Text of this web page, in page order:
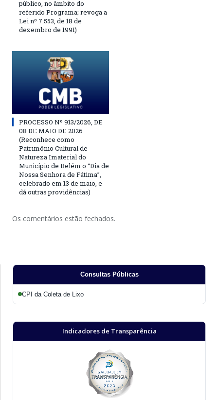
público, no âmbito do
referido Programa; revoga a
Lei nº 7.553, de 18 de
dezembro de 1991)
PROCESSO Nº 913/2026, DE
08 DE MAIO DE 2026
(Reconhece como
Patrimônio Cultural de
Natureza Imaterial do
Município de Belém o “Dia de
Nossa Senhora de Fátima”,
celebrado em 13 de maio, e
dá outras providências)
Os comentários estão fechados.
Consultas Públicas
CPI da Coleta de Lixo
Indicadores de Transparência